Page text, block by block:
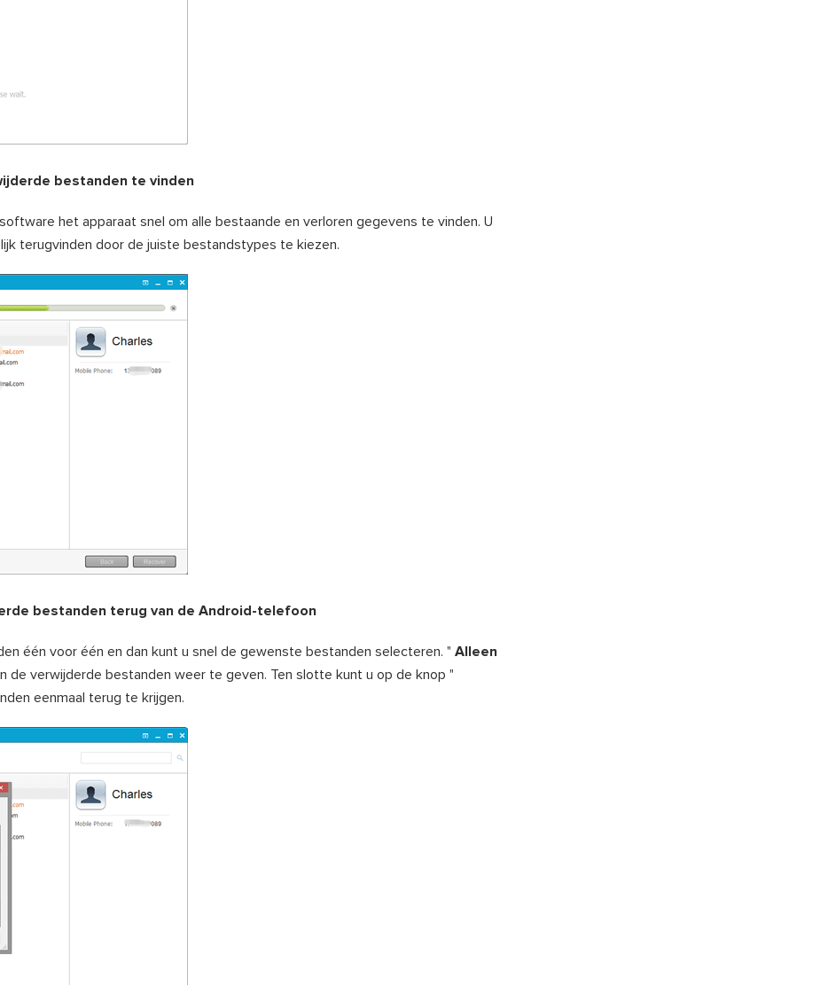
bestanden te vinden
het apparaat snel om alle bestaande en verloren gegevens te vinden. U
terugvinden door de juiste bestandstypes te kiezen.
bestanden terug van de Android-telefoon
één voor één en dan kunt u snel de gewenste bestanden selecteren. " Alleen
de verwijderde bestanden weer te geven. Ten slotte kunt u op de knop "
eenmaal terug te krijgen.